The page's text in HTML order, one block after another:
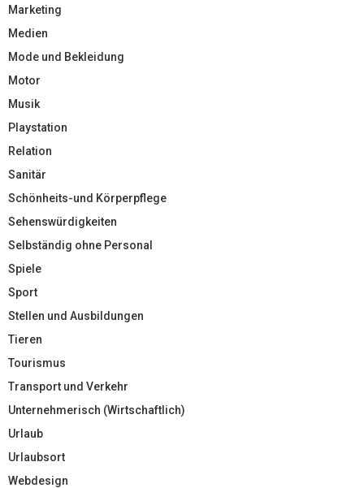
Marketing
Medien
Mode und Bekleidung
Motor
Musik
Playstation
Relation
Sanitär
Schönheits-und Körperpflege
Sehenswürdigkeiten
Selbständig ohne Personal
Spiele
Sport
Stellen und Ausbildungen
Tieren
Tourismus
Transport und Verkehr
Unternehmerisch (Wirtschaftlich)
Urlaub
Urlaubsort
Webdesign